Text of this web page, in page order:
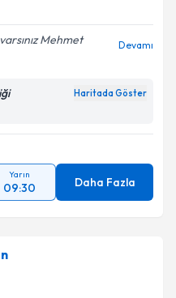
Mehmet
Devamı
Haritada Göster
Yarın
09:30 Daha Fazla